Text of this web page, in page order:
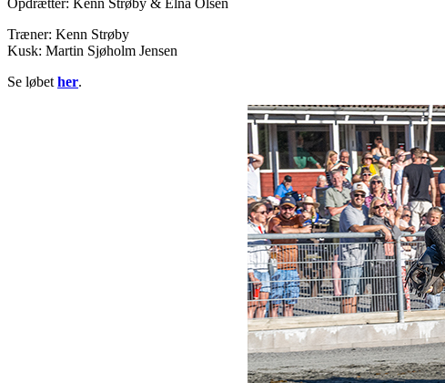
Træner: Kenn Strøby
Kusk: Martin Sjøholm Jensen
Se løbet her.